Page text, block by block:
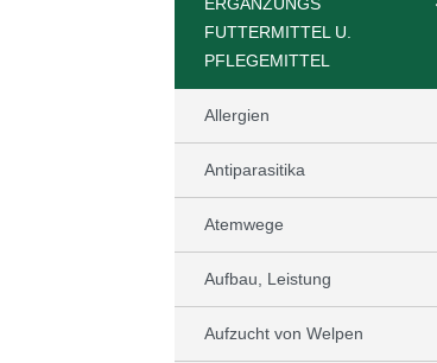
ERGÄNZUNGS
FUTTERMITTEL U.
PFLEGEMITTEL
Allergien
Antiparasitika
Atemwege
Aufbau, Leistung
Aufzucht von Welpen